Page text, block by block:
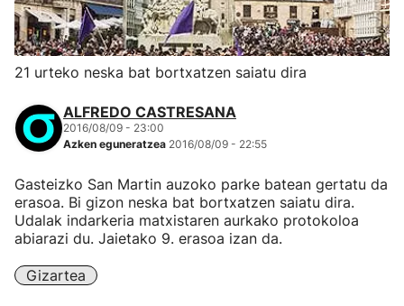
21 urteko neska bat bortxatzen saiatu dira
ALFREDO CASTRESANA
2016/08/09 - 23:00
Azken eguneratzea 2016/08/09 - 22:55
Gasteizko San Martin auzoko parke batean gertatu da
erasoa. Bi gizon neska bat bortxatzen saiatu dira.
Udalak indarkeria matxistaren aurkako protokoloa
abiarazi du. Jaietako 9. erasoa izan da.
Gizartea